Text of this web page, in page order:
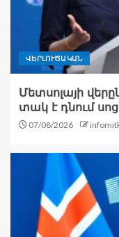
ՎԵՐԼՈՒԾԱԿԱՆ
Մետսոլայի
տակ է դնում
07/08/2026